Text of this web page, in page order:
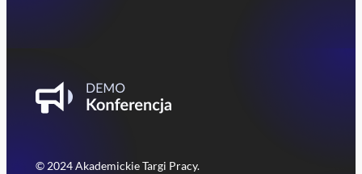
© 2024 Akademickie Targi Pracy.